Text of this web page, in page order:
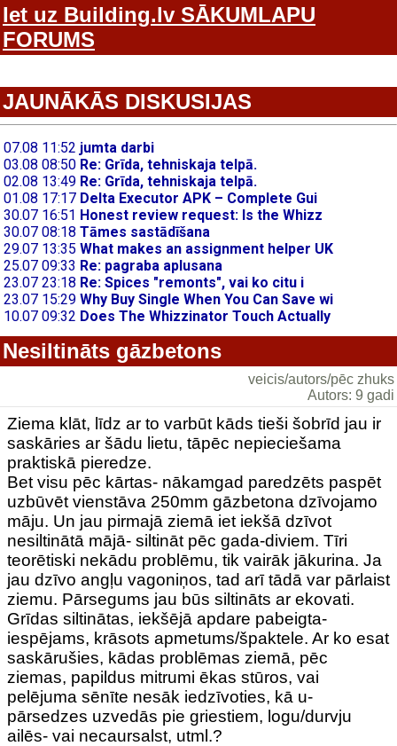
Iet uz Building.lv SĀKUMLAPU
FORUMS
JAUNĀKĀS DISKUSIJAS
Nesiltināts gāzbetons
veicis/autors/pēc zhuks
Autors: 9 gadi
Ziema klāt, līdz ar to varbūt kāds tieši šobrīd jau ir
saskāries ar šādu lietu, tāpēc nepieciešama
praktiskā pieredze.
Bet visu pēc kārtas- nākamgad paredzēts paspēt
uzbūvēt vienstāva 250mm gāzbetona dzīvojamo
māju. Un jau pirmajā ziemā iet iekšā dzīvot
nesiltinātā mājā- siltināt pēc gada-diviem. Tīri
teorētiski nekādu problēmu, tik vairāk jākurina. Ja
jau dzīvo angļu vagoniņos, tad arī tādā var pārlaist
ziemu. Pārsegums jau būs siltināts ar ekovati.
Grīdas siltinātas, iekšējā apdare pabeigta-
iespējams, krāsots apmetums/špaktele. Ar ko esat
saskārušies, kādas problēmas ziemā, pēc
ziemas, papildus mitrumi ēkas stūros, vai
pelējuma sēnīte nesāk iedzīvoties, kā u-
pārsedzes uzvedās pie griestiem, logu/durvju
ailēs- vai necaursalst, utml.?